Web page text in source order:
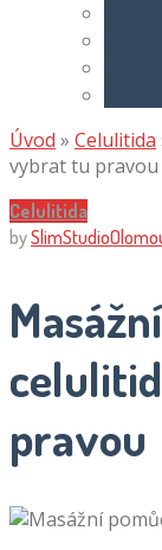
Úvod » Celulitida
vybrat tu pravou
Celulitida
by
pravou